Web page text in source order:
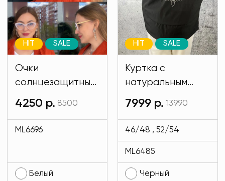
Очки
солнцезащитные
имиджевые
белого цвета
MODLAV ML6696-
HIT SALE
4250 р. 8500
ML6696
Белый
Куртка с
натуральным
мехом и на
подкладе кролик
черного цвета
MODLAV ML6485-
13
HIT SALE
7999 р. 13990
46/48 , 52/54
ML6485
Черный